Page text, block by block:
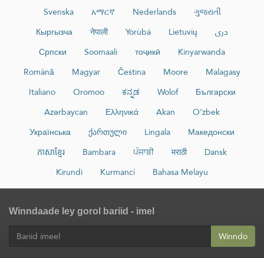
Svenska
አማርኛ Nederlands
ગુજરાતી
Кыргызча
नेपाली Yorùbá Lietuvių
دری
Српски
Soomaali тоҷикӣ
Kinyarwanda
Română
Magyar Čeština Moore
Malagasy
Italiano
Oromoo ಕನ್ನಡ Wolof
Български
Azərbaycan
Ελληνικά Akan
O‘zbek
Українська
ქართული Lingala
Македонски
ភាសាខ្មែរ
Bambara ਪੰਜਾਬੀ मराठी
Dansk
Kirundi
Kurmancî Bahasa Melayu
Winndaade ley gorol bariid - imel
Winndo